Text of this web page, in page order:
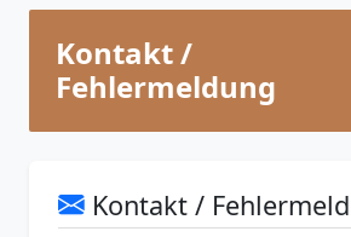
Kontakt /
Fehlermeldung
Kontakt /